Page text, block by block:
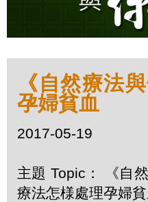
《自然療法
孕婦貧血
2017-05-19
主題 Topic： 《自
療法怎様處理孕婦貧